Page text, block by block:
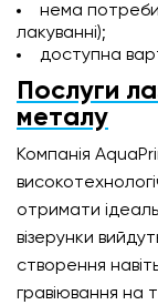
нема потреби
лакуванні);
доступна
Послуги
металу
Компанія
отримати
візерунки
створення
гравіювання на